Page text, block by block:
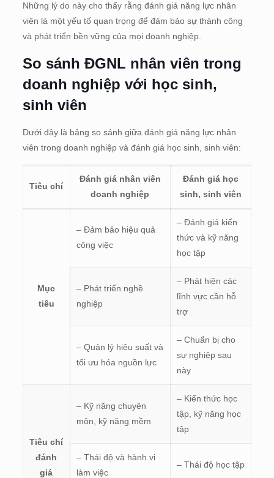
Những lý do này cho thấy rằng đánh giá năng lực nhân
viên là một yếu tố quan trọng để đảm bảo sự thành công
và phát triển bền vững của mọi doanh nghiệp.
So sánh ĐGNL nhân viên trong
doanh nghiệp với học sinh,
sinh viên
Dưới đây là bảng so sánh giữa đánh giá năng lực nhân
viên trong doanh nghiệp và đánh giá học sinh, sinh viên:
Tiêu chí
Đánh giá nhân viên
doanh nghiệp
Đánh giá học
sinh, sinh viên
Mục
tiêu
– Đảm bảo hiệu quả
công việc
– Đánh giá kiến
thức và kỹ năng
học tập
– Phát triển nghề
nghiệp
– Phát hiện các
lĩnh vực cần hỗ
trợ
– Quản lý hiệu suất và
tối ưu hóa nguồn lực
– Chuẩn bị cho
sự nghiệp sau
này
Tiêu chí
đánh
giá
– Kỹ năng chuyên
môn, kỹ năng mềm
– Kiến thức học
tập, kỹ năng học
tập
– Thái độ và hành vi
làm việc
– Thái độ học tập